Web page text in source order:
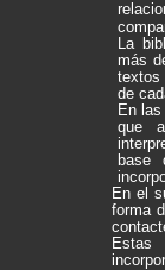
La
más
textos
de
En
que
base
En el
forma
Estas